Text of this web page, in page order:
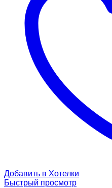
Добавить в Хотелки
Быстрый просмотр